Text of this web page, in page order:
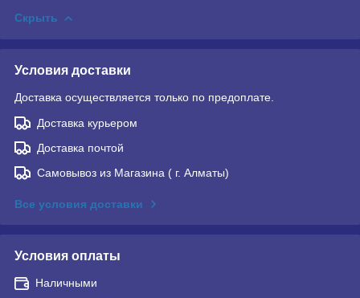
Скрыть
Условия доставки
Доставка осуществляется только по предоплате.
Доставка курьером
Доставка почтой
Самовывоз из Магазина ( г. Алматы)
Все условия доставки
Условия оплаты
Наличными